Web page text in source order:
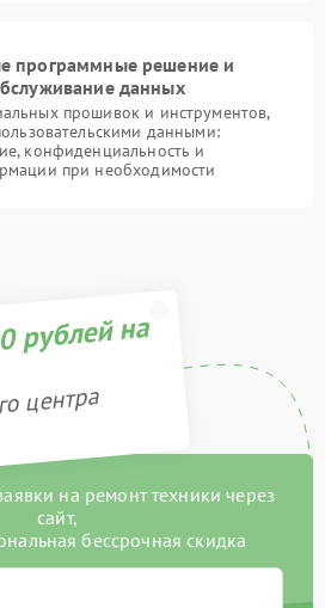
программные решение и
данных
прошивок и инструментов,
данными:
конфиденциальность и
при необходимости
рублей на
центра
на ремонт техники через
сайт,
бессрочная скидка